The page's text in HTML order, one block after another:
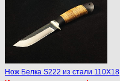
Нож Белка S222 из стали 110Х18